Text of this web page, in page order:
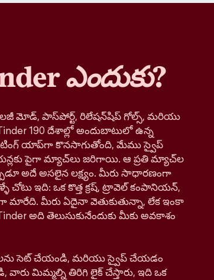
ఎందుకు?
మోడ్, పాస్‌పోర్ట్, రిలేషన్‌షిప్ గోల్స్, మరియు
190 దేశాల్లో అందుబాటులో ఉన్న
యాప్‌గా కొనసాగుతోంది, మేము స్వైప్
పైగా మ్యాచ్‌లు జరిగాయి. ఆ ప్రతి మ్యాచ్‌ల
అదే అసలైన లక్ష్యం. మీరు సాధారణంగా
చోటు ఇది: ఒక కొత్త క్రష్, ట్రావెల్ కంపానియన్,
మీరు ఏదైనా వెతుకుతున్నా, లేక ఇంకా
అది తెలుసుకునేందుకు మీకు అవకాశం
సెట్ చేయండి, మరియు స్వైప్ చేయడం
వారు మిమ్మల్ని తిరిగి లైక్ చేస్తారు, ఇది ఒక